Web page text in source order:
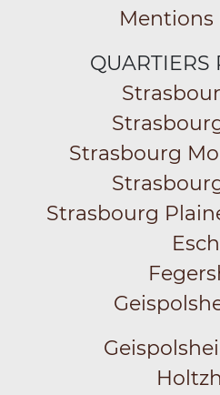
Mentions
QUARTIERS
Strasbourg
Strasbourg